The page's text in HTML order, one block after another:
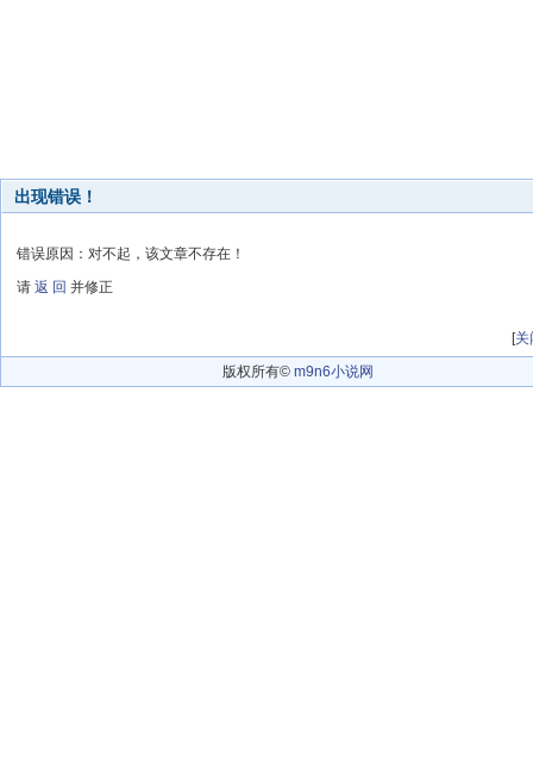
出现错误！
错误原因：对不起，该文章不存在！
请 返 回 并修正
[关
版权所有© m9n6小说网